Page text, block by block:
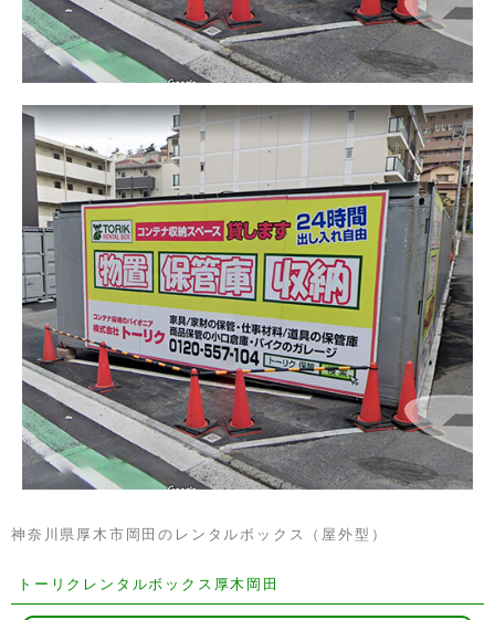
神奈川県厚木市岡田のレンタルボックス（屋外型）
トーリクレンタルボックス厚木岡田